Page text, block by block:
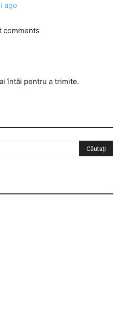
ago
comments
întâi pentru a trimite.